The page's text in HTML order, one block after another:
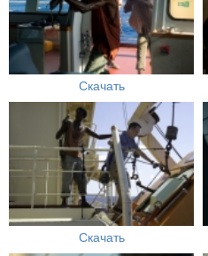
Скачать
Скачать